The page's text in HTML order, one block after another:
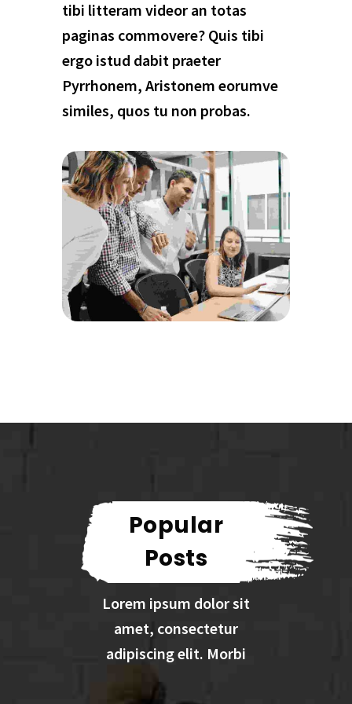
tibi litteram videor an totas
paginas commovere? Quis tibi
ergo istud dabit praeter
Pyrrhonem, Aristonem eorumve
similes, quos tu non probas.
Popular
Posts
Lorem ipsum dolor sit
amet, consectetur
adipiscing elit. Morbi